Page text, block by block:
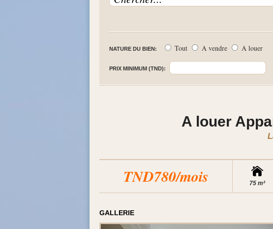
NATURE DU BIEN: Tout A vendre A louer
PRIX MINIMUM (TND):
A louer
TND780/mois 75 m²
GALLERIE